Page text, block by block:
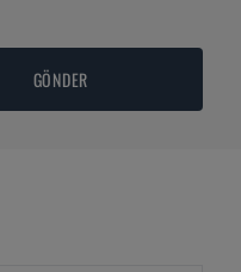
GÖNDER